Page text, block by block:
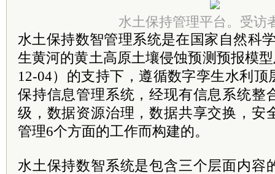
水土保持管理平台。受访
水土保持数智管理系统是在国家自然科
生黄河的黄土高原土壤侵蚀预测预报模
12-04）的支持下，遵循数字孪生水利
保持信息管理系统，经现有信息系统整
级，数据资源治理，数据共享交换，安
管理6个方面的工作而构建的。
水土保持数智系统是包含三个层面内容